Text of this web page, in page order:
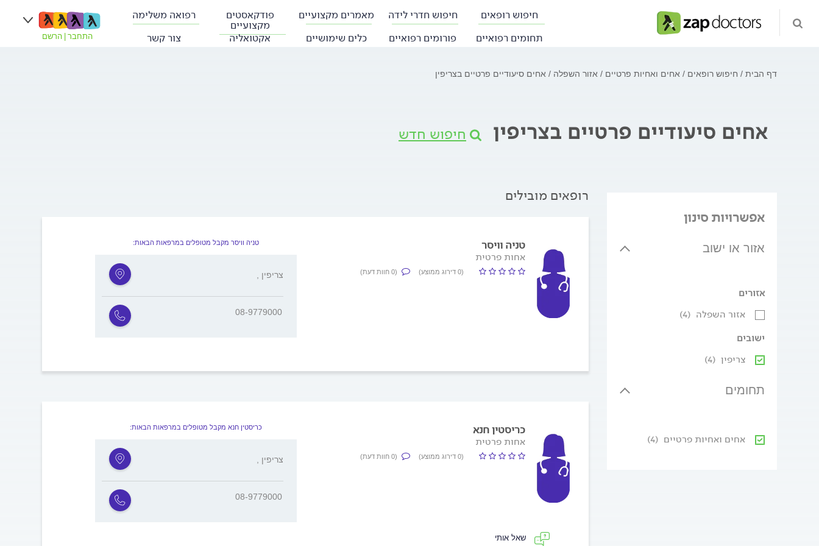
חיפוש רופאים חיפוש חדרי לידה מאמרים מקצועיים פודקאסטים
מקצועיים
רפואה משלימה
תחומים רפואיים
פורומים רפואיים כלים שימושיים אקטואליה צור קשר התחבר הרשם
דף הבית חיפוש רופאים אחים ואחיות פרטיים אזור השפלה אחים סיעודיים פרטיים בצריפין
אחים סיעודיים פרטיים בצריפין חיפוש חדש
אפשרויות סינון
אזור או ישוב
אזורים
אזור השפלה (4)
ישובים
צריפין (4)
תחומים
אחים ואחיות פרטיים (4)
רופאים מובילים
טניה וויסר
אחות פרטית
(0 דירוג ממוצע) (0 חוות דעת)
טניה וויסר מקבל מטופלים במרפאות הבאות:
, צריפין
08-9779000
כריסטין חנא
אחות פרטית
(0 דירוג ממוצע) (0 חוות דעת)
כריסטין חנא מקבל מטופלים במרפאות הבאות:
, צריפין
08-9779000
שאל אותי